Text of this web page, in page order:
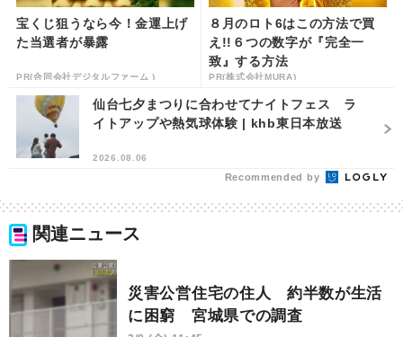
宝くじ狙うなら今！金運上げ
た当選者が暴露
PR(合同会社デジタルファーム )
８月のロト6はこの方法で買
え!!６つの数字が『完全一
致』する方法
PR(株式会社MURA)
仙台七夕まつりに合わせてナイトフェス ラ
イトアップや熱気球体験 | khb東日本放送
2026.08.06
Recommended by
関連ニュース
災害公営住宅の住人 約半数が生活
に困窮 宮城県での調査